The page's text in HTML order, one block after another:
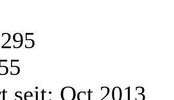
seit: Oct 2013